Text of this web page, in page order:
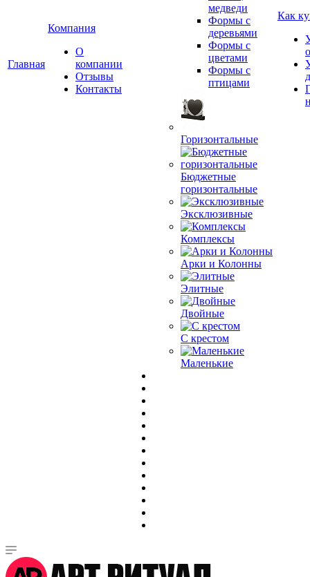
Главная
Компания
О
компании
Отзывы
Контакты
медведи
Формы с
деревьями
Формы с
цветами
Формы с
птицами
Горизонтальные
Бюджетные
горизонтальные
Эксклюзивные
Комплексы
Арки и Колонны
Элитные
Двойные
С крестом
Маленькие
Как